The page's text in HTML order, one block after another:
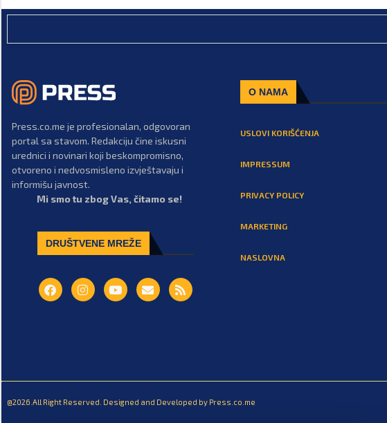
Press.co.me je profesionalan, odgovoran
portal sa stavom. Redakciju čine iskusni
urednici i novinari koji beskompromisno,
otvoreno i nedvosmisleno izvještavaju i
informišu javnost.
Mi smo tu zbog Vas, čitamo se!
DRUŠTVENE MREŽE
O NAMA
USLOVI KORIŠĆENJA
IMPRESSUM
PRIVACY POLICY
MARKETING
NASLOVNA
@2026.All Right Reserved. Designed and Developed by Press.co.me